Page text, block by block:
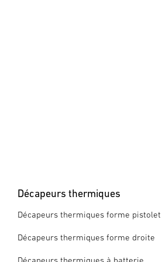
Décapeurs thermiques
Décapeurs thermiques forme pistolet
Décapeurs thermiques forme droite
Décapeurs thermiques à batterie